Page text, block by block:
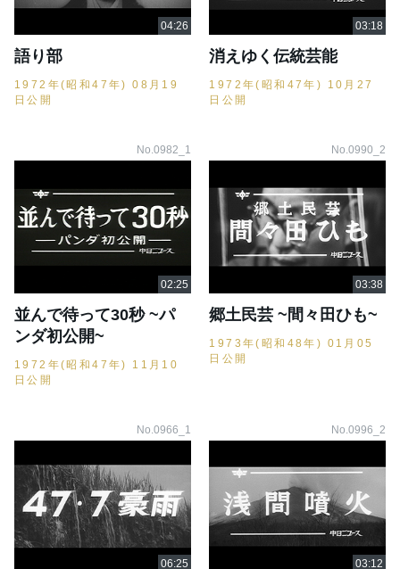
語り部
1972年(昭和47年) 08月19
日公開
消えゆく伝統芸能
1972年(昭和47年) 10月27
日公開
No.0982_1
並んで待って30秒 ~パ
ンダ初公開~
1972年(昭和47年) 11月10
日公開
No.0990_2
郷土民芸 ~間々田ひも~
1973年(昭和48年) 01月05
日公開
No.0966_1 No.0996_2